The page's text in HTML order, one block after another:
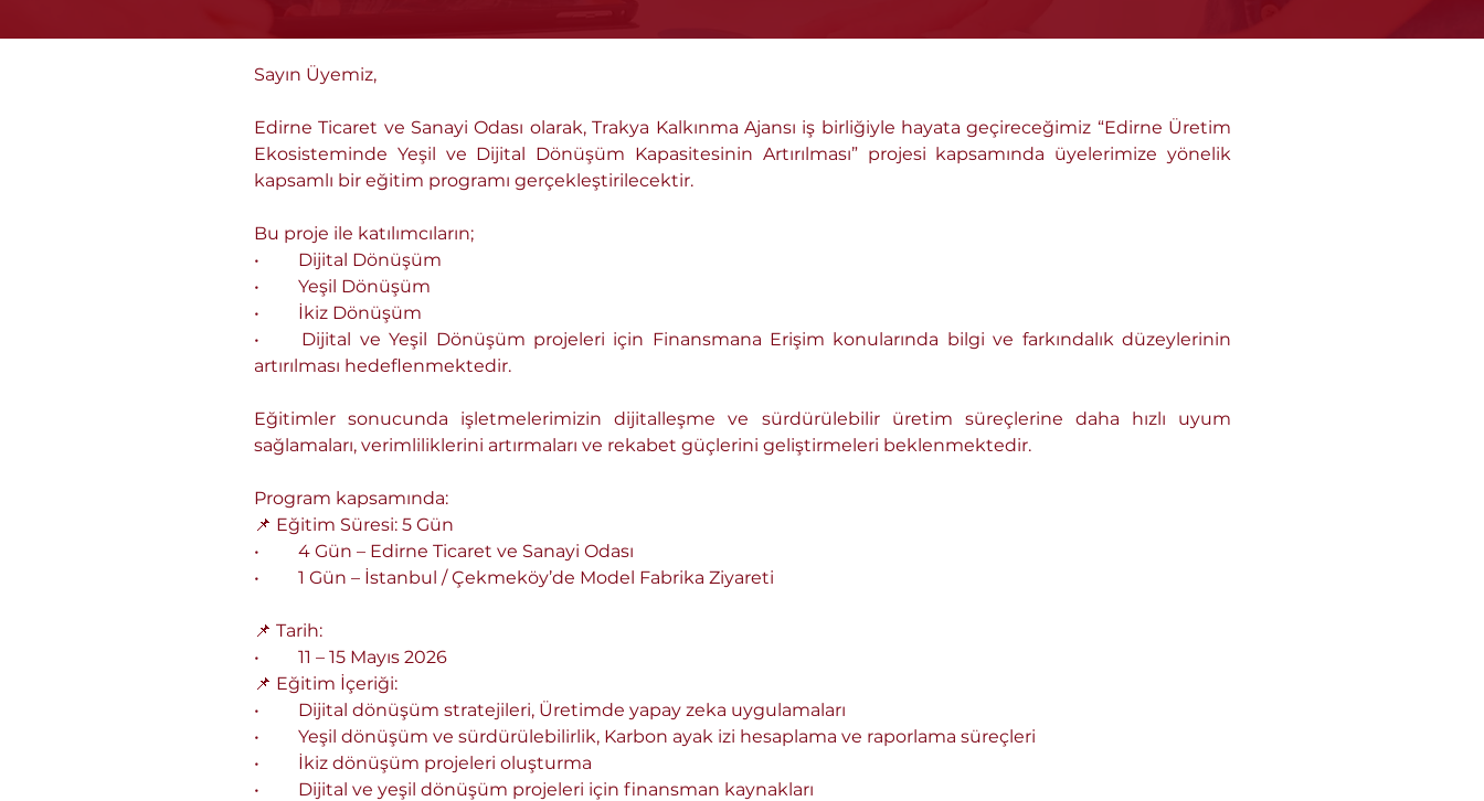
Sayın Üyemiz,
Edirne Ticaret ve Sanayi Odası olarak, Trakya Kalkınma Ajansı iş birliğiyle hayata geçireceğimiz “Edirne Üretim
Ekosisteminde Yeşil ve Dijital Dönüşüm Kapasitesinin Artırılması” projesi kapsamında üyelerimize yönelik
kapsamlı bir eğitim programı gerçekleştirilecektir.
Bu proje ile katılımcıların;
•	Dijital Dönüşüm
•	Yeşil Dönüşüm
•	İkiz Dönüşüm
•	Dijital ve Yeşil Dönüşüm projeleri için Finansmana Erişim konularında bilgi ve farkındalık düzeylerinin
artırılması hedeflenmektedir.
Eğitimler sonucunda işletmelerimizin dijitalleşme ve sürdürülebilir üretim süreçlerine daha hızlı uyum
sağlamaları, verimliliklerini artırmaları ve rekabet güçlerini geliştirmeleri beklenmektedir.
Program kapsamında:
📌 Eğitim Süresi: 5 Gün
•	4 Gün – Edirne Ticaret ve Sanayi Odası
•	1 Gün – İstanbul / Çekmeköy’de Model Fabrika Ziyareti
📌 Tarih:
•	11 – 15 Mayıs 2026
📌 Eğitim İçeriği:
•	Dijital dönüşüm stratejileri, Üretimde yapay zeka uygulamaları
•	Yeşil dönüşüm ve sürdürülebilirlik, Karbon ayak izi hesaplama ve raporlama süreçleri
•	İkiz dönüşüm projeleri oluşturma
•	Dijital ve yeşil dönüşüm projeleri için finansman kaynakları